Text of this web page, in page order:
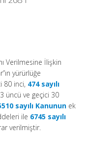
Verilmesine İlişkin
yürürlüğe
80 inci, 474 sayılı
üncü ve geçici 30
sayılı Kanunun ek
ile 6745 sayılı
verilmiştir.